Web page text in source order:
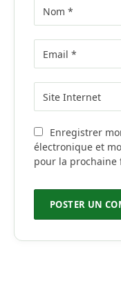
Enregistrer
électronique et
pour la prochaine